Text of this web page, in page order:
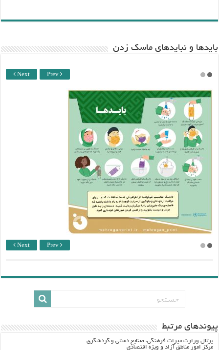
باید‌ها و نبایدهای ماسک زدن
Next Prev
Next Prev
پيوندهاي مرتبط
پرتال وزارت ميراث فرهنگي، صنایع دستی و گردشگري
مرکز امور مناطق آزاد و ویژه اقتصادی